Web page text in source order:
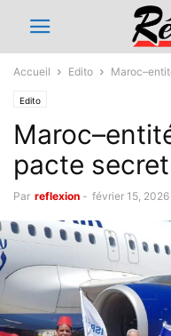
Accueil Edito
Edito
pacte secret
Par reflexion - février 15, 2026